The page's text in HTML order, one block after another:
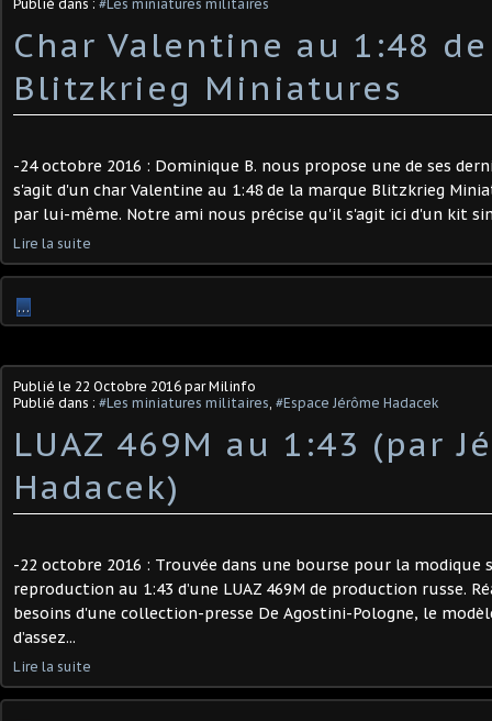
Publié dans : #Les miniatures militaires
Char Valentine au 1:48
Blitzkrieg Miniatures
-24 octobre 2016 : Dominique B. nous propose une de ses
s'agit d'un char Valentine au 1:48 de la marque Blitzkrieg
par lui-même. Notre ami nous précise qu'il s'agit ici d'un kit
Lire la suite
…
Publié le 22 Octobre 2016 par Milinfo
Publié dans : #Les miniatures militaires, #Espace Jérôme Hadacek
LUAZ 469M au 1:43 (par
Hadacek)
-22 octobre 2016 : Trouvée dans une bourse pour la modique
reproduction au 1:43 d’une LUAZ 469M de production russe.
besoins d'une collection-presse De Agostini-Pologne, le
d’assez...
Lire la suite